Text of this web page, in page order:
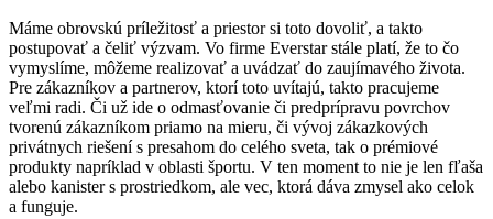
Máme obrovskú príležitosť a priestor si toto dovoliť, a takto
postupovať a čeliť výzvam. Vo firme Everstar stále platí, že to čo
vymyslíme, môžeme realizovať a uvádzať do zaujímavého života.
Pre zákazníkov a partnerov, ktorí toto uvítajú, takto pracujeme
veľmi radi. Či už ide o odmasťovanie či predprípravu povrchov
tvorenú zákazníkom priamo na mieru, či vývoj zákazkových
privátnych riešení s presahom do celého sveta, tak o prémiové
produkty napríklad v oblasti športu. V ten moment to nie je len fľaša
alebo kanister s prostriedkom, ale vec, ktorá dáva zmysel ako celok
a funguje.